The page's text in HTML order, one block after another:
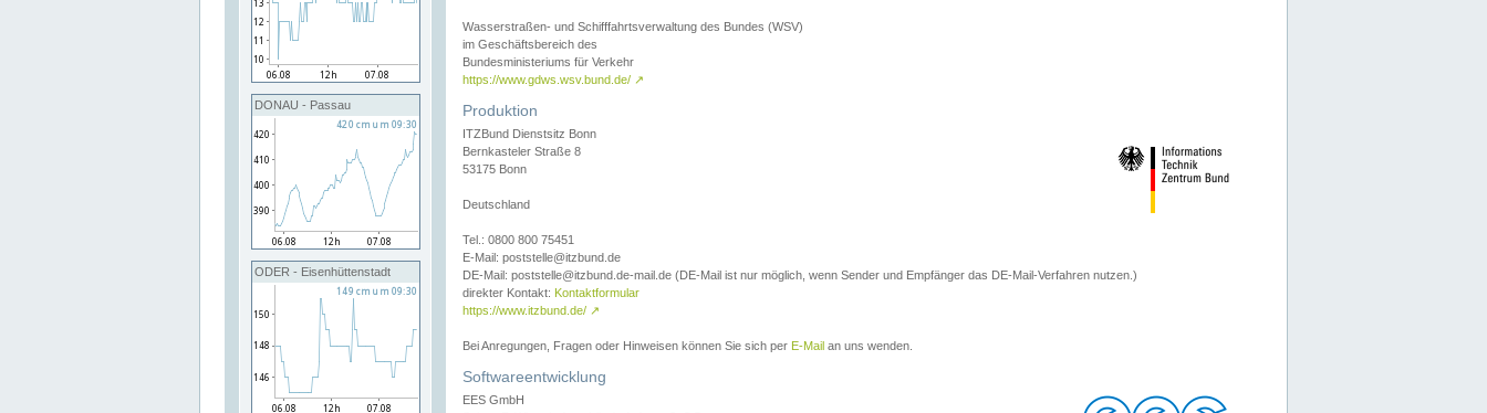
DONAU - Passau
ODER - Eisenhüttenstadt
Wasserstraßen- und Schifffahrtsverwaltung des Bundes (WSV)
im Geschäftsbereich des
Bundesministeriums für Verkehr
https://www.gdws.wsv.bund.de/ ↗
Produktion
ITZBund Dienstsitz Bonn
Bernkasteler Straße 8
53175 Bonn
Deutschland
Tel.: 0800 800 75451
E-Mail: poststelle@itzbund.de
DE-Mail: poststelle@itzbund.de-mail.de (DE-Mail ist nur möglich, wenn Sender und Empfänger das DE-Mail-Verfahren nutzen.)
direkter Kontakt: Kontaktformular
https://www.itzbund.de/ ↗
Bei Anregungen, Fragen oder Hinweisen können Sie sich per E-Mail an uns wenden.
Softwareentwicklung
EES GmbH